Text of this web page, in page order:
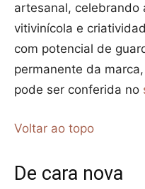
artesanal, celebrando
vitivinícola e
com potencial de
permanente da
pode ser conferida no
Voltar ao topo
De cara nova